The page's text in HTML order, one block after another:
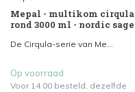
Mepal - multikom cirqula
rond 3000 ml - nordic sage
De Cirqula-serie van Me...
Op voorraad
Voor 14.00 besteld, dezelfde